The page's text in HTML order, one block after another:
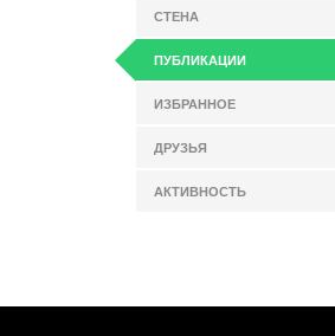
СТЕНА
ПУБЛИКАЦИИ
ИЗБРАННОЕ
ДРУЗЬЯ
АКТИВНОСТЬ